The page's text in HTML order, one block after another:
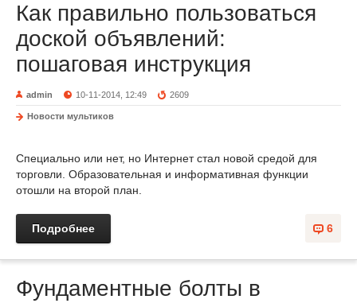
Как правильно пользоваться
доской объявлений:
пошаговая инструкция
admin 10-11-2014, 12:49 2609
Новости мультиков
Специально или нет, но Интернет стал новой средой для
торговли. Образовательная и информативная функции
отошли на второй план.
6
Подробнее
Фундаментные болты в